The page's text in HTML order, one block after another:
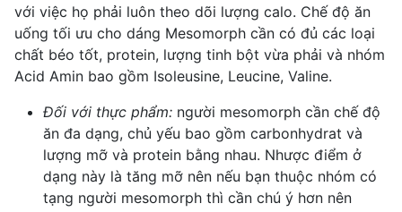
với việc họ phải luôn theo dõi lượng calo. Chế độ ăn
uống tối ưu cho dáng Mesomorph cần có đủ các loại
chất béo tốt, protein, lượng tinh bột vừa phải và nhóm
Acid Amin bao gồm Isoleusine, Leucine, Valine.
Đối với thực phẩm: người mesomorph cần chế độ
ăn đa dạng, chủ yếu bao gồm carbonhydrat và
lượng mỡ và protein bằng nhau. Nhược điểm ở
dạng này là tăng mỡ nên nếu bạn thuộc nhóm có
tạng người mesomorph thì cần chú ý hơn nên